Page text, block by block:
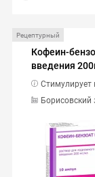
Рецептурный
Кофеин-
введения
Стимулирует